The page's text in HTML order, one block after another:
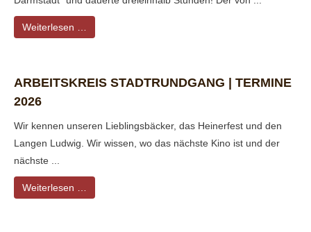
Weiterlesen …
ARBEITSKREIS STADTRUNDGANG | TERMINE
2026
Wir kennen unseren Lieblingsbäcker, das Heinerfest und den
Langen Ludwig. Wir wissen, wo das nächste Kino ist und der
nächste ...
Weiterlesen …